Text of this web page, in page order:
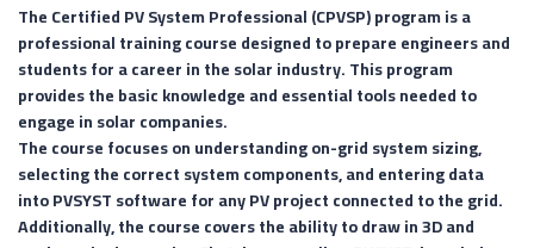
The Certified PV System Professional (CPVSP)program is a
professional training course designed to prepare engineers and
students for a career in the solar industry. This program
provides the basic knowledge and essential tools needed to
engage in solar companies.
The course focuses on understanding on-gridsystem sizing,
selecting the correctsystem components, and entering data
intoPVSYST softwarefor any PV project connected to the grid.
Additionally, the course covers the ability todraw in 3D and